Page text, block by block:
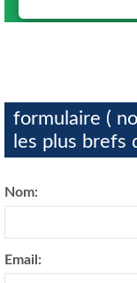
formulaire (
les plus brefs
Nom:
Email: